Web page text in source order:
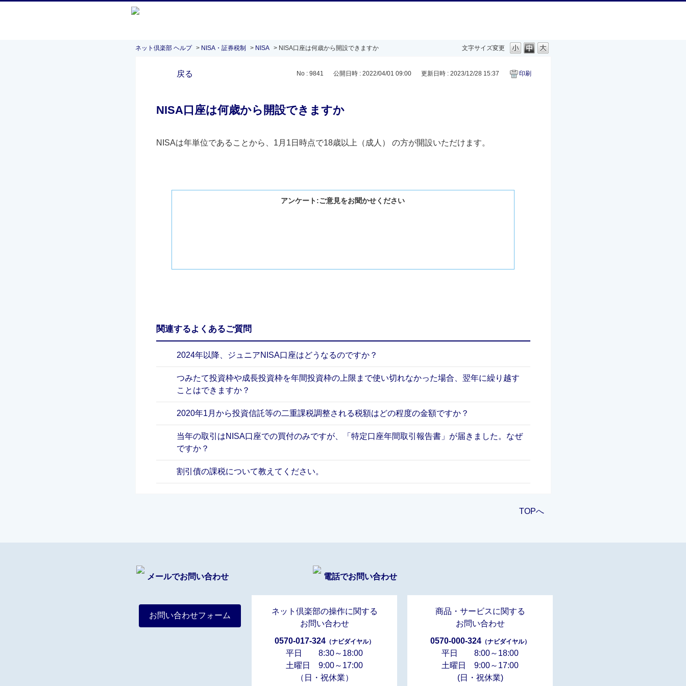
文字サイズ変更
ネット倶楽部 ヘルプ > NISA・証券税制 > NISA > NISA口座は何歳から開設できますか
戻る No : 9841 公開日時 : 2022/04/01 09:00 更新日時 : 2023/12/28 15:37 印刷
NISA口座は何歳から開設できますか
NISAは年単位であることから、1月1日時点で18歳以上（成人） の方が開設いただけます。
アンケート:ご意見をお聞かせください
関連するよくあるご質問
2024年以降、ジュニアNISA口座はどうなるのですか？
つみたて投資枠や成長投資枠を年間投資枠の上限まで使い切れなかった場合、翌年に繰り越す
ことはできますか？
2020年1月から投資信託等の二重課税調整される税額はどの程度の金額ですか？
当年の取引はNISA口座での買付のみですが、「特定口座年間取引報告書」が届きました。なぜ
ですか？
割引債の課税について教えてください。
TOPへ
メールでお問い合わせ
お問い合わせフォーム
電話でお問い合わせ
ネット倶楽部の操作に関する
お問い合わせ
0570-017-324（ナビダイヤル）
平日 8:30～18:00
土曜日 9:00～17:00
（日・祝休業）
商品・サービスに関する
お問い合わせ
0570-000-324（ナビダイヤル）
平日 8:00～18:00
土曜日 9:00～17:00
(日・祝休業)